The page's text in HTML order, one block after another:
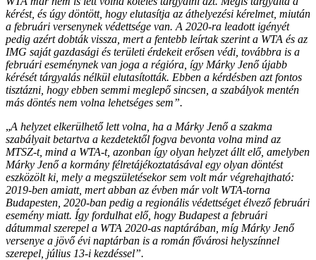
kérést, és úgy döntött, hogy elutasítja az áthelyezési kérelmet, miután
a februári versenynek védettsége van. A 2020-ra leadott igényét
pedig azért dobták vissza, mert a fentebb leírtak szerint a WTA és az
IMG saját gazdasági és területi érdekeit erősen védi, továbbra is a
februári eseménynek van joga a régióra, így Márky Jenő újabb
kérését tárgyalás nélkül elutasították. Ebben a kérdésben azt fontos
tisztázni, hogy ebben semmi meglepő sincsen, a szabályok mentén
más döntés nem volna lehetséges sem”.
„A helyzet elkerülhető lett volna, ha a Márky Jenő a szakma
szabályait betartva a kezdetektől fogva bevonta volna mind az
MTSZ-t, mind a WTA-t, azonban így olyan helyzet állt elő, amelyben
Márky Jenő a kormány félretájékoztatásával egy olyan döntést
eszközölt ki, mely a megszületésekor sem volt már végrehajtható:
2019-ben amiatt, mert abban az évben már volt WTA-torna
Budapesten, 2020-ban pedig a regionális védettséget élvező februári
esemény miatt. Így fordulhat elő, hogy Budapest a februári
dátummal szerepel a WTA 2020-as naptárában, míg Márky Jenő
versenye a jövő évi naptárban is a román fővárosi helyszínnel
szerepel, július 13-i kezdéssel”.